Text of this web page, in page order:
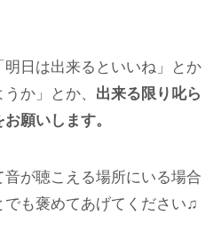
明日は出来るといいね」とか
か」とか、 出来る限り叱ら
願いします。
音が聴こえる場所にいる場合
も褒めてあげてください♫